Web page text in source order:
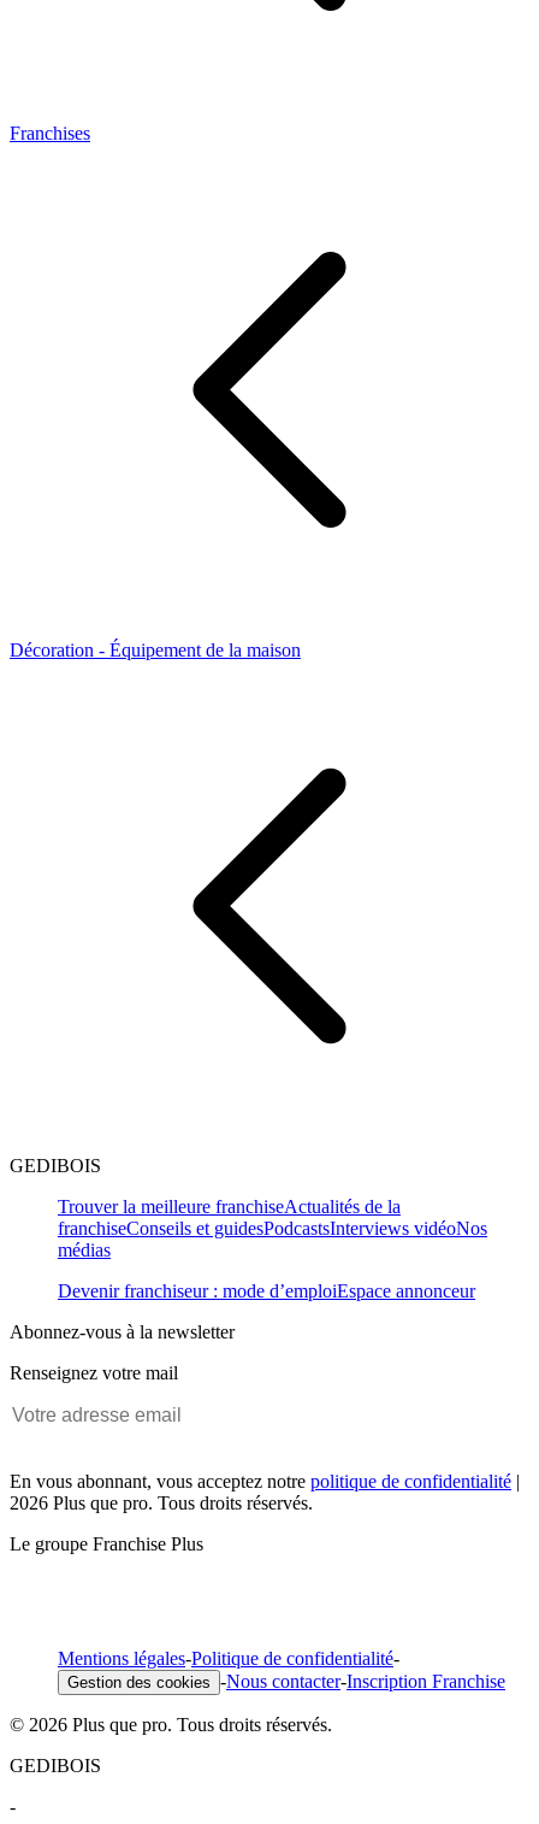
Franchises
Décoration - Équipement de la maison
GEDIBOIS
Trouver la meilleure franchiseActualités de la
franchiseConseils et guidesPodcastsInterviews vidéoNos
médias
Devenir franchiseur : mode d’emploiEspace annonceur
Abonnez-vous à la newsletter
Renseignez votre mail
En vous abonnant, vous acceptez notre politique de confidentialité |
2026 Plus que pro. Tous droits réservés.
Le groupe Franchise Plus
Mentions légales-Politique de confidentialité-
Gestion des cookies -Nous contacter-Inscription Franchise
© 2026 Plus que pro. Tous droits réservés.
GEDIBOIS
-